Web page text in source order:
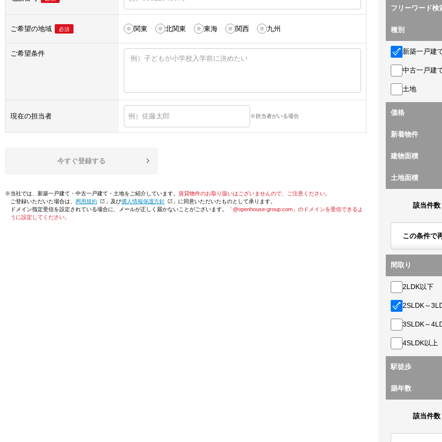
ご希望の地域 必須 関東 北関東 東海 関西 九州
ご希望条件
現在の担当者 ※担当者がいる場合
今すぐ登録する
※当社では、新築一戸建て・中古一戸建て・土地をご紹介しています。 賃貸物件のお取り扱いはございませんので、ご注意ください。
ご登録いただいた場合は、「利用規約 」及び「個人情報保護方針
」に同意いただいたものとして承ります。
ドメイン指定受信を設定されている場合に、メールが正しく届かないことがございます。
「@openhouse-group.com」のドメインを受信できるよ
うに設定してください。
フリーワード検
種別
新築一戸建
中古一戸建
土地
価格
新着物件
建物面積
土地面積
該当件数
この条件で
間取り
2LDK以下
2SLDK～
3SLDK～
4SLDK以上
駅徒歩
築年数
該当件数